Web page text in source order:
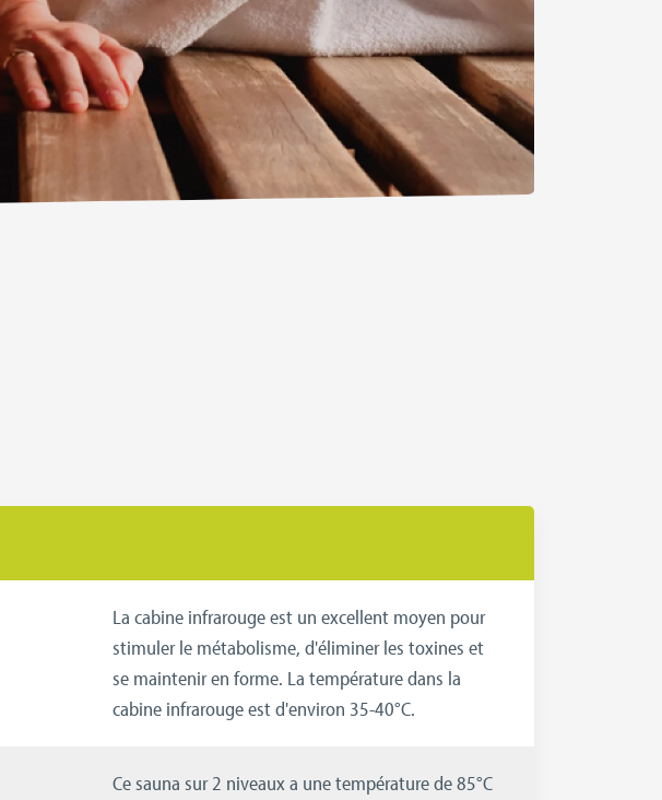
La cabine infrarouge est un excellent moyen pour
stimuler le métabolisme, d'éliminer les toxines et
se maintenir en forme. La température dans la
cabine infrarouge est d'environ 35-40°C.
Ce sauna sur 2 niveaux a une température de 85°C